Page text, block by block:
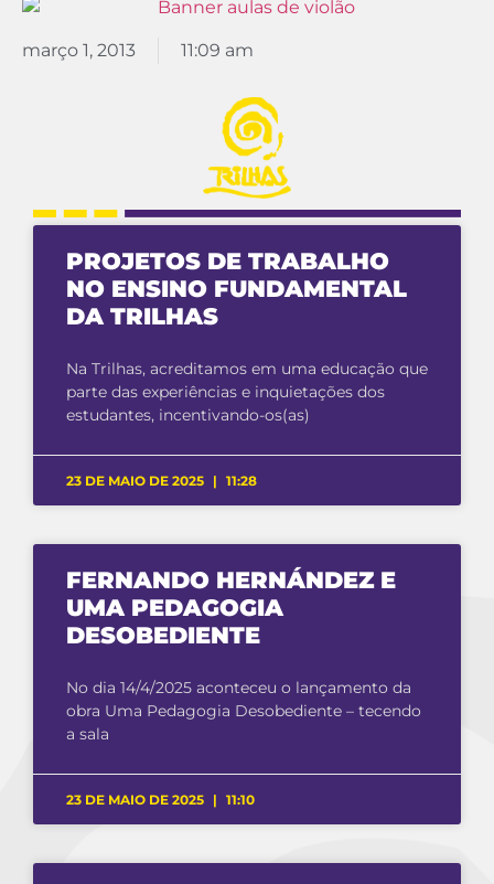
março 1, 2013 11:09 am
PROJETOS DE TRABALHO
NO ENSINO FUNDAMENTAL
DA TRILHAS
Na Trilhas, acreditamos em uma educação que
parte das experiências e inquietações dos
estudantes, incentivando-os(as)
23 DE MAIO DE 2025 11:28
FERNANDO HERNÁNDEZ E
UMA PEDAGOGIA
DESOBEDIENTE
No dia 14/4/2025 aconteceu o lançamento da
obra Uma Pedagogia Desobediente – tecendo
a sala
23 DE MAIO DE 2025 11:10